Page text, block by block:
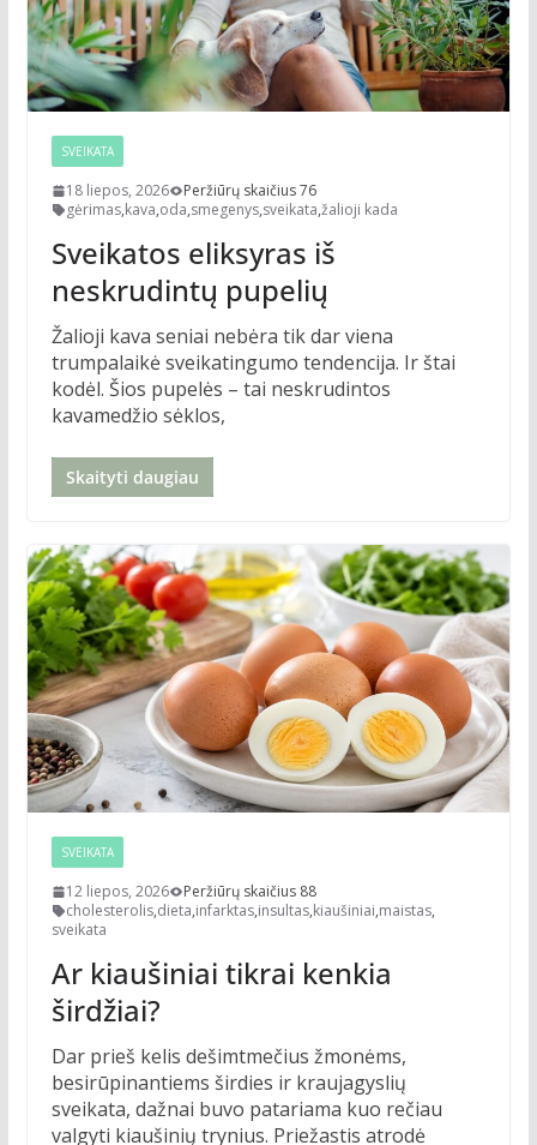
SVEIKATA
18 liepos, 2026
Peržiūrų skaičius 76
gėrimas,kava,oda,smegenys,sveikata,žalioji kada
Sveikatos eliksyras iš
neskrudintų pupelių
Žalioji kava seniai nebėra tik dar viena
trumpalaikė sveikatingumo tendencija. Ir štai
kodėl. Šios pupelės – tai neskrudintos
kavamedžio sėklos,
Skaityti daugiau
SVEIKATA
12 liepos, 2026
Peržiūrų skaičius 88
cholesterolis,dieta,infarktas,insultas,kiaušiniai,maistas,
sveikata
Ar kiaušiniai tikrai kenkia
širdžiai?
Dar prieš kelis dešimtmečius žmonėms,
besirūpinantiems širdies ir kraujagyslių
sveikata, dažnai buvo patariama kuo rečiau
valgyti kiaušinių trynius. Priežastis atrodė